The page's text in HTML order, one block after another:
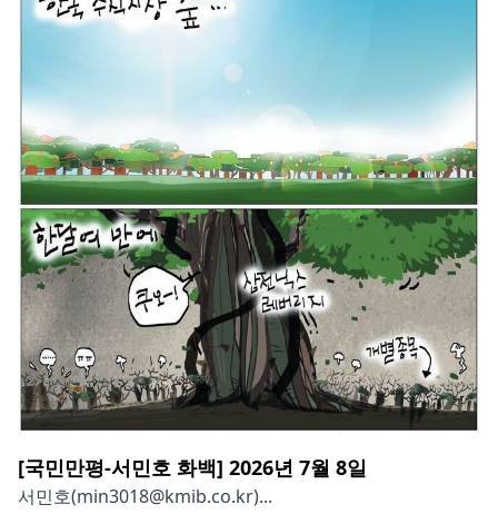
[국민만평-서민호 화백] 2026년 7월 8일
서민호(min3018@kmib.co.kr)...